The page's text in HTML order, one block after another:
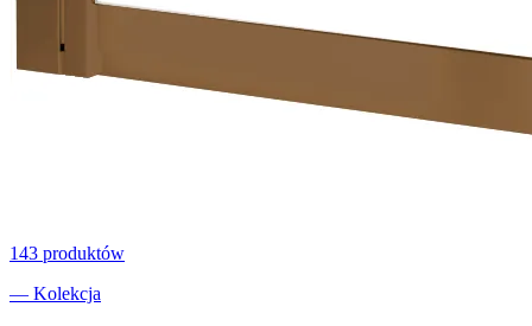
143 produktów
— Kolekcja